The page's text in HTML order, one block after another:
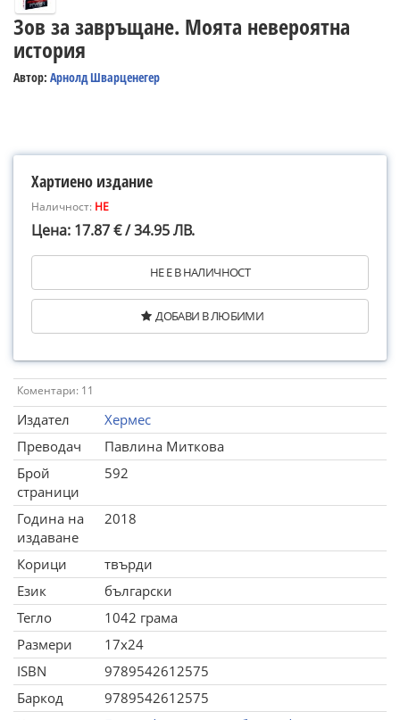
Зов за завръщане. Моята невероятна
история
Автор: Арнолд Шварценегер
Хартиено издание
Наличност: НЕ
Цена: 17.87 € / 34.95 ЛВ.
НЕ Е В НАЛИЧНОСТ
ДОБАВИ В ЛЮБИМИ
Коментари: 11
Издател
Хермес
Преводач
Павлина Миткова
Брой
страници
592
Година на
издаване
2018
Корици
твърди
Език
български
Тегло
1042 грама
Размери
17x24
ISBN
9789542612575
Баркод
9789542612575